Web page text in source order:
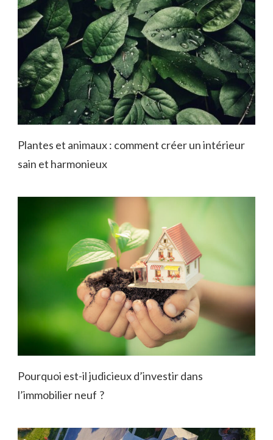
Plantes et animaux : comment créer un intérieur
sain et harmonieux
Pourquoi est-il judicieux d’investir dans
l’immobilier neuf ?